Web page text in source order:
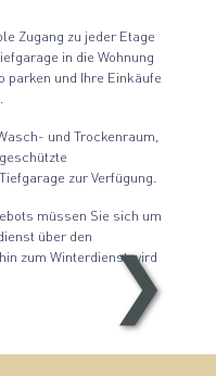
Zugang zu jeder Etage
in die Wohnung
parken und Ihre Einkäufe
und Trockenraum,
zur Verfügung.
müssen Sie sich um
über den
zum Winterdienst wird
❯